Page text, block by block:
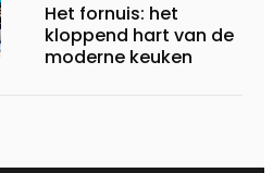
Het fornuis: het
kloppend hart van de
moderne keuken